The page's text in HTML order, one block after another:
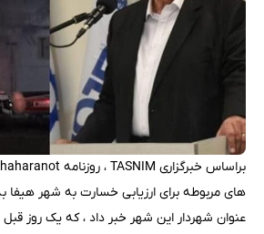
های مربوطه برای ارزیابی خسارت به شهر هیفا
عنوان شهردار این شهر خبر داد ، که یک روز